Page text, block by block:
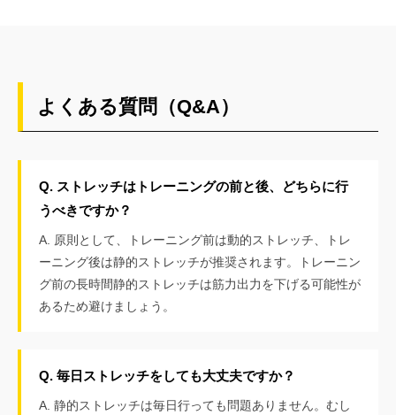
よくある質問（Q&A）
Q. ストレッチはトレーニングの前と後、どちらに行
うべきですか？
A. 原則として、トレーニング前は動的ストレッチ、トレ
ーニング後は静的ストレッチが推奨されます。トレーニン
グ前の長時間静的ストレッチは筋力出力を下げる可能性が
あるため避けましょう。
Q. 毎日ストレッチをしても大丈夫ですか？
A. 静的ストレッチは毎日行っても問題ありません。むし